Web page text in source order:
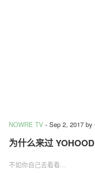
NOWRE TV - Sep 2, 2017 by
为什么来过
不如你自己去看看...